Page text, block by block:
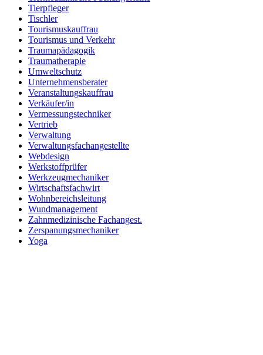
Tierpfleger
Tischler
Tourismuskauffrau
Tourismus und Verkehr
Traumapädagogik
Traumatherapie
Umweltschutz
Unternehmensberater
Veranstaltungskauffrau
Verkäufer/in
Vermessungstechniker
Vertrieb
Verwaltung
Verwaltungsfachangestellte
Webdesign
Werkstoffprüfer
Werkzeugmechaniker
Wirtschaftsfachwirt
Wohnbereichsleitung
Wundmanagement
Zahnmedizinische Fachangest.
Zerspanungsmechaniker
Yoga